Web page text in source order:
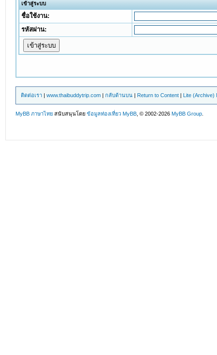
เข้าสู่ระบบ
ชื่อใช้งาน:
รหัสผ่าน:
ติดต่อเรา |www.thaibuddytrip.com |กลับด้านบน | Return to Content | Lite (Archive)
MyBB ภาษาไทย สนับสนุนโดยข้อมูลท่องเที่ยว MyBB , © 2002-2026MyBB Group